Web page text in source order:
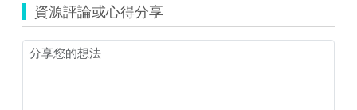
號
縮
圖)messageImage_1735518283880.jpg
資源評論或心得分享